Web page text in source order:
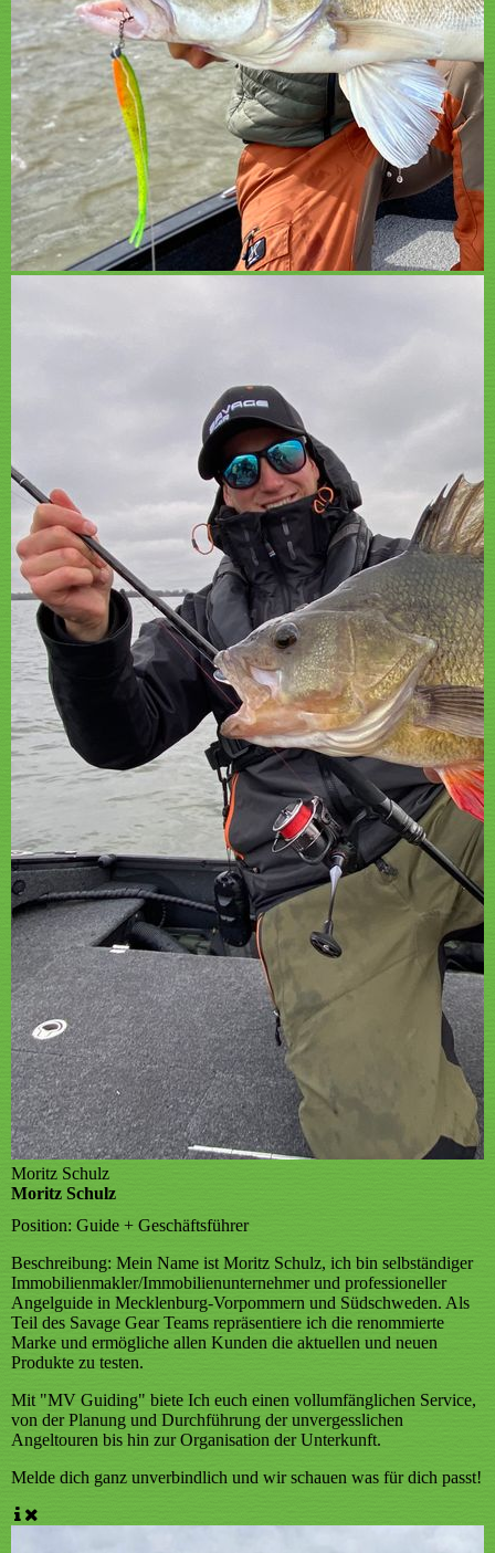
Moritz Schulz
Moritz Schulz
Position: Guide + Geschäftsführer
Beschreibung: Mein Name ist Moritz Schulz, ich bin selbständiger
Immobilienmakler/Immobilienunternehmer und professioneller
Angelguide in Mecklenburg-Vorpommern und Südschweden. Als
Teil des Savage Gear Teams repräsentiere ich die renommierte
Marke und ermögliche allen Kunden die aktuellen und neuen
Produkte zu testen.
Mit "MV Guiding" biete Ich euch einen vollumfänglichen Service,
von der Planung und Durchführung der unvergesslichen
Angeltouren bis hin zur Organisation der Unterkunft.
Melde dich ganz unverbindlich und wir schauen was für dich passt!